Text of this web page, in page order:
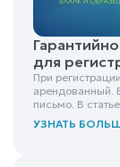
для
При
арендованный.
письмо. В
УЗНАТЬ